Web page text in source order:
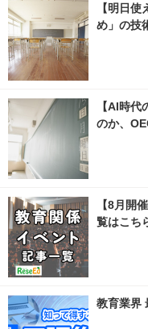
【明日
め」の技
【AI時
のか、
【8月開
覧はこち
教育業界